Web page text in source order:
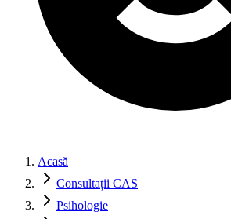
Acasă
Consultații CAS
Psihologie